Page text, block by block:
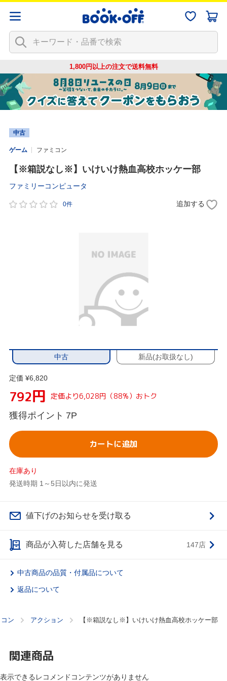
1,800円以上の注文で送料無料
中古
ゲーム ファミコン
【※箱説なし※】いけいけ熱血高校ホッケー部
ファミリーコンピュータ
0件 追加する
中古 新品(お取扱なし)
定価 ¥6,820
792円 定価より6,028円（88%）おトク
獲得ポイント 7P
カートに追加
在庫あり
発送時期 1～5日以内に発送
値下げのお知らせを受け取る
商品が入荷した店舗を見る 147店
中古商品の品質・付属品について
返品について
ン アクション 【※箱説なし※】いけいけ熱血高校ホッケー部
関連商品
表示できるレコメンドコンテンツがありません